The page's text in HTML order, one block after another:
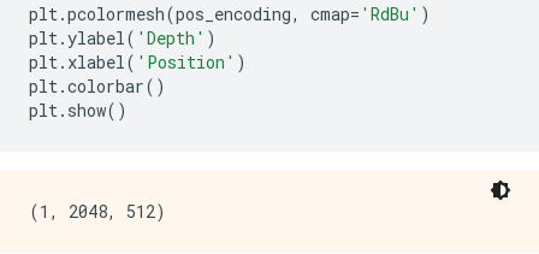
plt.pcolormesh(pos_encoding, cmap= 'RdBu' )
plt.ylabel( 'Depth' )
plt. xlabel( 'Position' )
plt.colorbar()
plt. show()